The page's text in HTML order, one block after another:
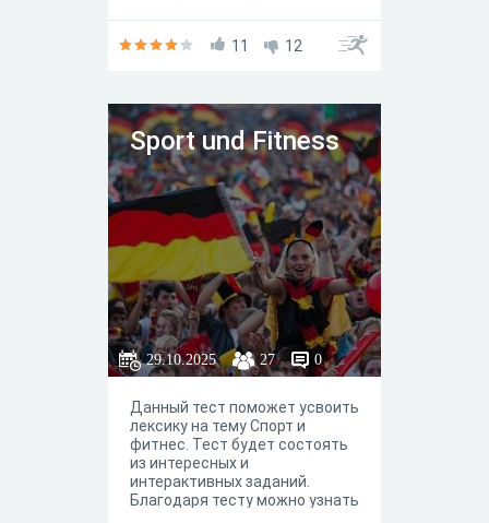
необходимость, а «wollen» и
11 12
Sport und Fitness
29.10.2025 27 0
Данный тест поможет усвоить
лексику на тему Спорт и
фитнес. Тест будет состоять
из интересных и
интерактивных заданий.
Благодаря тесту можно узнать